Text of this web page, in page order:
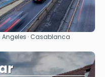
Angeles · Casablanca